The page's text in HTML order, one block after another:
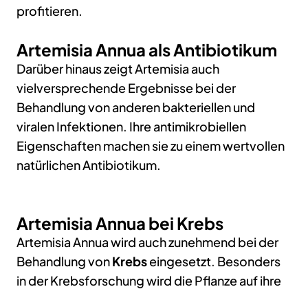
profitieren.
Artemisia Annua als Antibiotikum
Darüber hinaus zeigt Artemisia auch
vielversprechende Ergebnisse bei der
Behandlung von anderen bakteriellen und
viralen Infektionen. Ihre antimikrobiellen
Eigenschaften machen sie zu einem wertvollen
natürlichen Antibiotikum.
Artemisia Annua bei Krebs
Artemisia Annua wird auch zunehmend bei der
Behandlung vonKrebseingesetzt. Besonders
in der Krebsforschung wird die Pflanze auf ihre